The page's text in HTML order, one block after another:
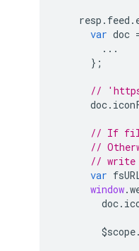
resp . feed .
var doc
...
};
//
doc.
// If file
//
// write
var
window.
doc.
$scope.